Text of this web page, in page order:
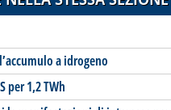
a idrogeno
per 1,2 TWh